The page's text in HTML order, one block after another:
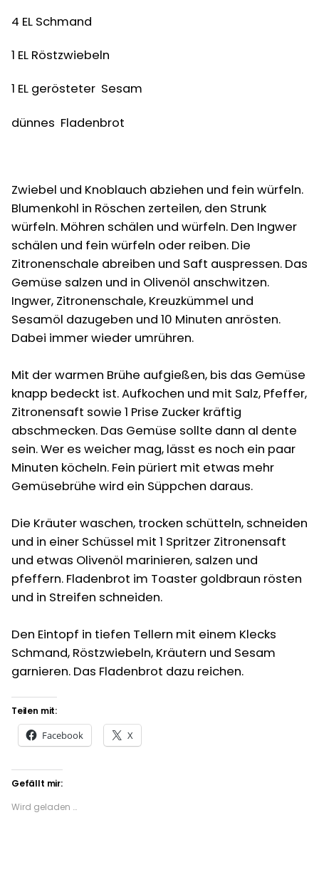
4 EL Schmand
1 EL Röstzwiebeln
1 EL gerösteter Sesam
dünnes Fladenbrot
Zwiebel und Knoblauch abziehen und fein würfeln.
Blumenkohl in Röschen zerteilen, den Strunk
würfeln. Möhren schälen und würfeln. Den Ingwer
schälen und fein würfeln oder reiben. Die
Zitronenschale abreiben und Saft auspressen. Das
Gemüse salzen und in Olivenöl anschwitzen.
Ingwer, Zitronenschale, Kreuzkümmel und
Sesamöl dazugeben und 10 Minuten anrösten.
Dabei immer wieder umrühren.
Mit der warmen Brühe aufgießen, bis das Gemüse
knapp bedeckt ist. Aufkochen und mit Salz, Pfeffer,
Zitronensaft sowie 1 Prise Zucker kräftig
abschmecken. Das Gemüse sollte dann al dente
sein. Wer es weicher mag, lässt es noch ein paar
Minuten köcheln. Fein püriert mit etwas mehr
Gemüsebrühe wird ein Süppchen daraus.
Die Kräuter waschen, trocken schütteln, schneiden
und in einer Schüssel mit 1 Spritzer Zitronensaft
und etwas Olivenöl marinieren, salzen und
pfeffern. Fladenbrot im Toaster goldbraun rösten
und in Streifen schneiden.
Den Eintopf in tiefen Tellern mit einem Klecks
Schmand, Röstzwiebeln, Kräutern und Sesam
garnieren. Das Fladenbrot dazu reichen.
Teilen mit:
Facebook X
Gefällt mir:
Wird geladen …